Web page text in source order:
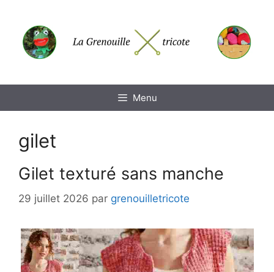
contenu
Menu
gilet
Gilet texturé sans manche
29 juillet 2026 par grenouilletricote